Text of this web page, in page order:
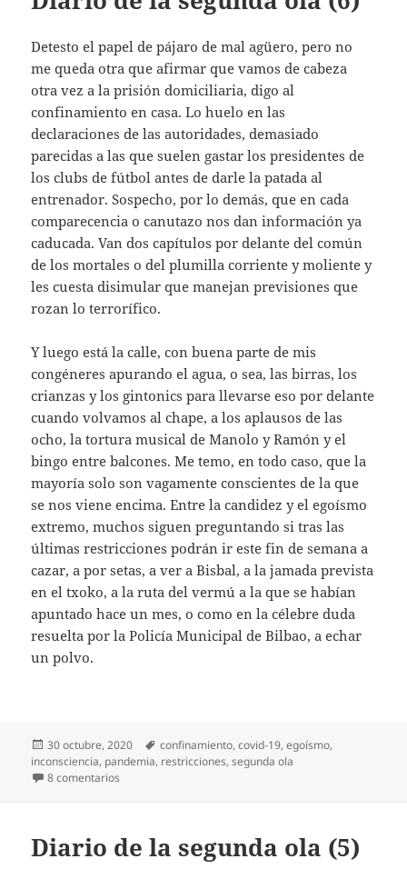
Detesto el papel de pájaro de mal agüero, pero no
me queda otra que afirmar que vamos de cabeza
otra vez a la prisión domiciliaria, digo al
confinamiento en casa. Lo huelo en las
declaraciones de las autoridades, demasiado
parecidas a las que suelen gastar los presidentes de
los clubs de fútbol antes de darle la patada al
entrenador. Sospecho, por lo demás, que en cada
comparecencia o canutazo nos dan información ya
caducada. Van dos capítulos por delante del común
de los mortales o del plumilla corriente y moliente y
les cuesta disimular que manejan previsiones que
rozan lo terrorífico.
Y luego está la calle, con buena parte de mis
congéneres apurando el agua, o sea, las birras, los
crianzas y los gintonics para llevarse eso por delante
cuando volvamos al chape, a los aplausos de las
ocho, la tortura musical de Manolo y Ramón y el
bingo entre balcones. Me temo, en todo caso, que la
mayoría solo son vagamente conscientes de la que
se nos viene encima. Entre la candidez y el egoísmo
extremo, muchos siguen preguntando si tras las
últimas restricciones podrán ir este fin de semana a
cazar, a por setas, a ver a Bisbal, a la jamada prevista
en el txoko, a la ruta del vermú a la que se habían
apuntado hace un mes, o como en la célebre duda
resuelta por la Policía Municipal de Bilbao, a echar
un polvo.
Publicado
el
30 octubre, 2020 Etiquetas
confinamiento,covid-19,egoísmo,
inconsciencia, pandemia, restricciones,segunda ola
8 comentarios
Diario de la segunda ola (5)